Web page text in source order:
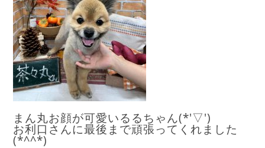
まん丸お顔が可愛いるるちゃん(*'▽')
お利口さんに最後まで頑張ってくれました
(*^^*)